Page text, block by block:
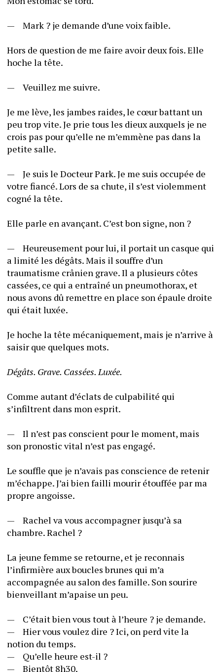
—	Mark ? je demande d’une voix faible.
Hors de question de me faire avoir deux fois. Elle
hoche la tête.
—	Veuillez me suivre.
Je me lève, les jambes raides, le cœur battant un
peu trop vite. Je prie tous les dieux auxquels je ne
crois pas pour qu’elle ne m’emmène pas dans la
—	Je suis le Docteur Park. Je me suis occupée de
votre fiancé. Lors de sa chute, il s’est violemment
cogné la tête.
Elle parle en avançant. C’est bon signe, non ?
—	Heureusement pour lui, il portait un casque qui
a limité les dégâts. Mais il souffre d’un
traumatisme crânien grave. Il a plusieurs côtes
cassées, ce qui a entraîné un pneumothorax, et
nous avons dû remettre en place son épaule droite
Je hoche la tête mécaniquement, mais je n’arrive à
Comme autant d’éclats de culpabilité qui
s’infiltrent dans mon esprit.
—	Il n’est pas conscient pour le moment, mais
Le souffle que je n’avais pas conscience de retenir
m’échappe. J’ai bien failli mourir étouffée par ma
—	Rachel va vous accompagner jusqu’à sa
chambre. Rachel ?
La jeune femme se retourne, et je reconnais
l’infirmière aux boucles brunes qui m’a
accompagnée au salon des famille. Son sourire
—	C’était bien vous tout à l’heure ? je demande.
—	Hier vous voulez dire ? Ici, on perd vite la
—	Qu’elle heure est-il ?
—	Bientôt 8h30.